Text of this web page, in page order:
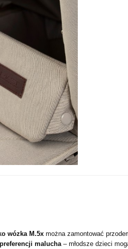
wózka M.5xmożna zamontować
malucha– młodsze dzieci